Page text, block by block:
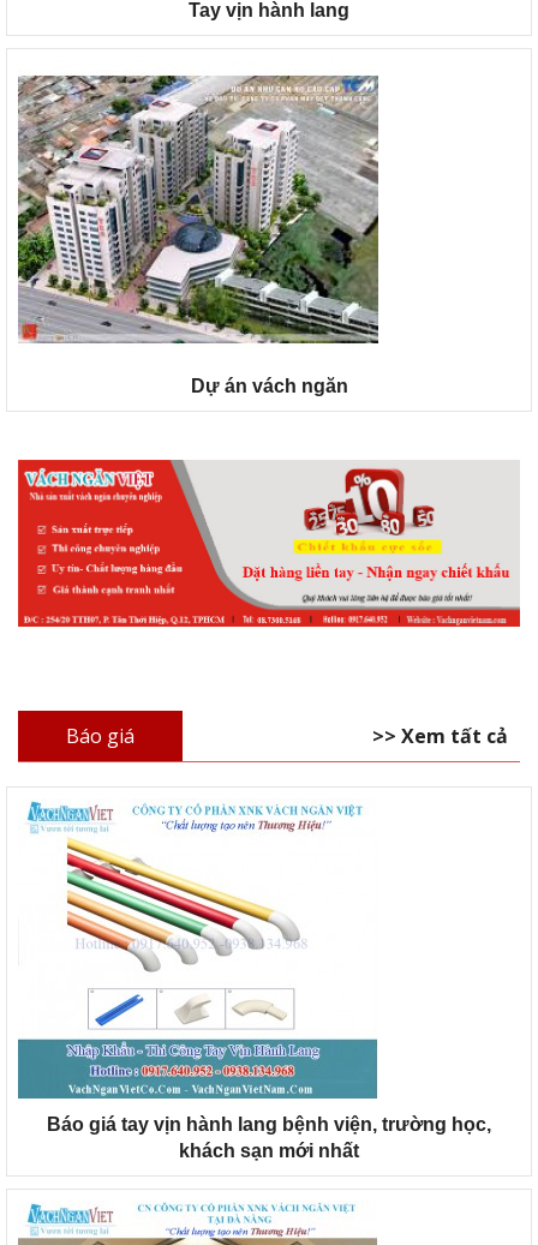
Tay vịn hành lang
Dự án vách ngăn
Báo giá >> Xem tất cả
Báo giá tay vịn hành lang bệnh viện, trường học,
khách sạn mới nhất